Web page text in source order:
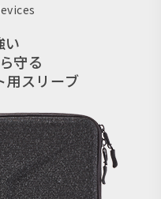
い
守る
用スリーブ